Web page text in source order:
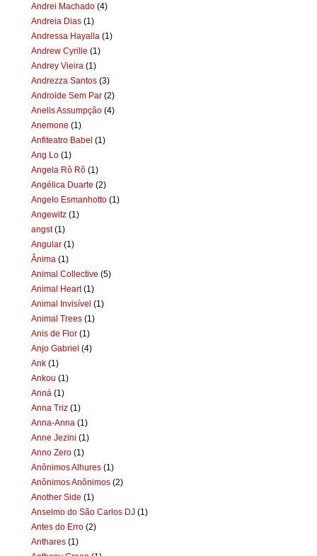
Andrei Machado (4)
Andreia Dias (1)
Andressa Hayalla (1)
Andrew Cyrille (1)
Andrey Vieira (1)
Andrezza Santos (3)
Androide Sem Par (2)
Anelis Assumpção (4)
Anemone (1)
Anfiteatro Babel (1)
Ang Lo (1)
Angela Rô Rô (1)
Angélica Duarte (2)
Angelo Esmanhotto (1)
Angewitz (1)
angst (1)
Angular (1)
Ânima (1)
Animal Collective (5)
Animal Heart (1)
Animal Invisível (1)
Animal Trees (1)
Anis de Flor (1)
Anjo Gabriel (4)
Ank (1)
Ankou (1)
Anná (1)
Anna Triz (1)
Anna-Anna (1)
Anne Jezini (1)
Anno Zero (1)
Anônimos Alhures (1)
Anônimos Anônimos (2)
Another Side (1)
Anselmo do São Carlos DJ (1)
Antes do Erro (2)
Anthares (1)